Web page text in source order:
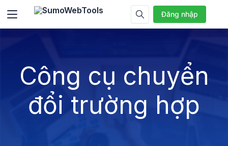
Đăng nhập
Công cụ chuyển
đổi trường hợp